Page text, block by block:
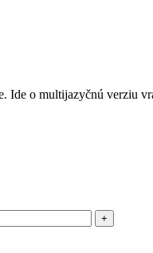
Ide o multijazyčnú verziu